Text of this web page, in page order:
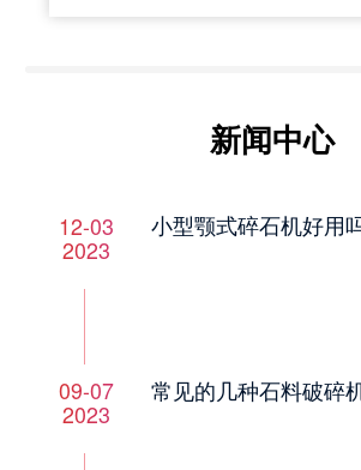
新闻中心
12-03
2023
小型颚式碎石机好用
09-07
2023
常见的几种石料破碎